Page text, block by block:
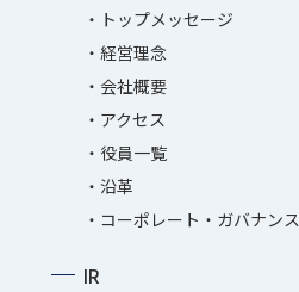
トップメッセージ
経営理念
会社概要
アクセス
役員一覧
沿革
コーポレート・ガバナンス
IR